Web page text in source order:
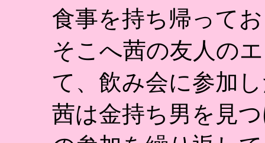
食事を持ち帰って
そこへ茜の友人の
て、飲み会に参加
茜は金持ち男を見